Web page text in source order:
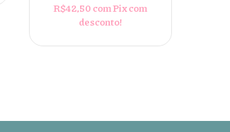
R$42,50 comPix com
desconto!